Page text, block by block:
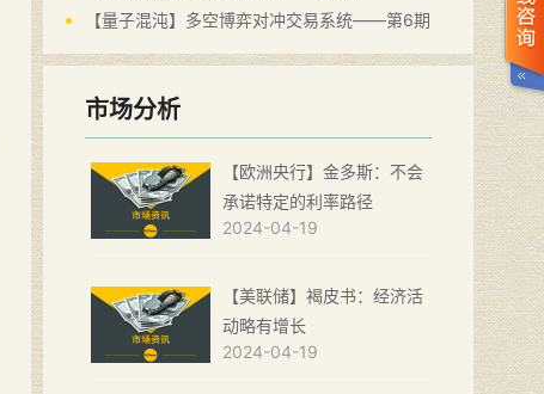
【量子混沌】多空博弈对冲交易系统——第6期
市场分析
【欧洲央行】金多斯：不会
承诺特定的利率路径
2024-04-19
【美联储】褐皮书：经济活
动略有增长
2024-04-19